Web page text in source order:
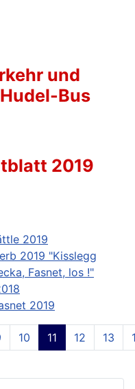
und
Bus
2019
2019
2019 "Kisslegg
Fasnet, los !"
2019
Seite 11 von 31
10 11 12 13